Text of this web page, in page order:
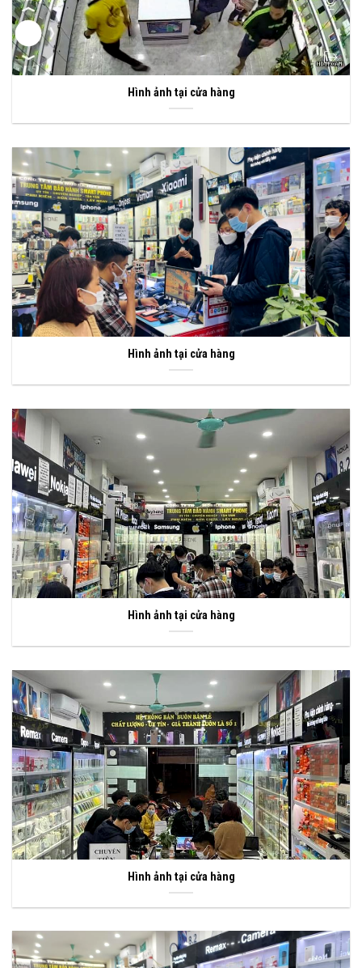
Hình ảnh tại cửa hàng
Hình ảnh tại cửa hàng
Hình ảnh tại cửa hàng
Hình ảnh tại cửa hàng